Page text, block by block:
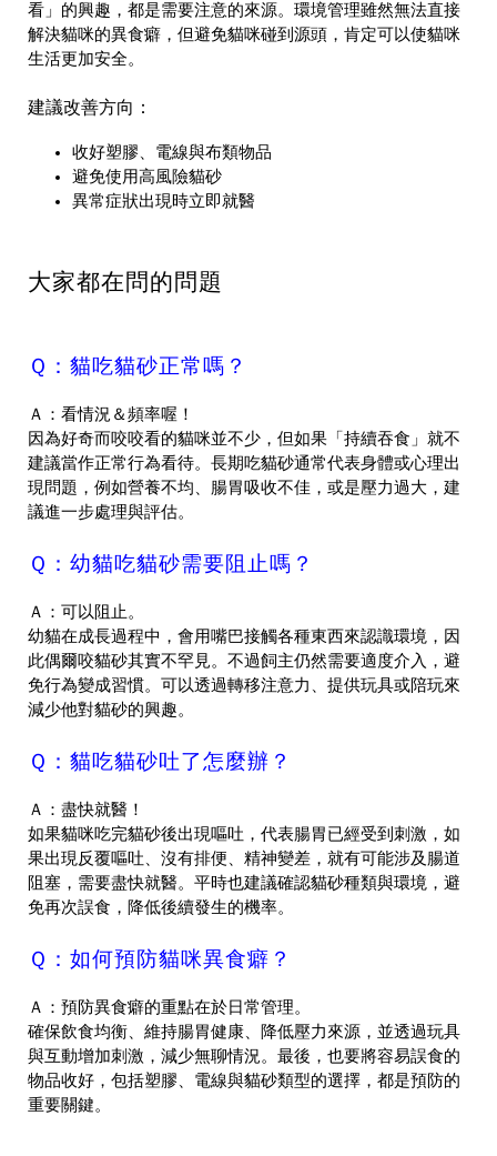
看」的興趣，都是需要注意的來源。環境管理雖然無法直接
解決貓咪的異食癖，但避免貓咪碰到源頭，肯定可以使貓咪
生活更加安全。
建議改善方向：
收好塑膠、電線與布類物品
避免使用高風險貓砂
異常症狀出現時立即就醫
大家都在問的問題
Ｑ：貓吃貓砂正常嗎？
Ａ：看情況＆頻率喔！
因為好奇而咬咬看的貓咪並不少，但如果「持續吞食」就不
建議當作正常行為看待。長期吃貓砂通常代表身體或心理出
現問題，例如營養不均、腸胃吸收不佳，或是壓力過大，建
議進一步處理與評估。
Ｑ：幼貓吃貓砂需要阻止嗎？
Ａ：可以阻止。
幼貓在成長過程中，會用嘴巴接觸各種東西來認識環境，因
此偶爾咬貓砂其實不罕見。不過飼主仍然需要適度介入，避
免行為變成習慣。可以透過轉移注意力、提供玩具或陪玩來
減少他對貓砂的興趣。
Ｑ：貓吃貓砂吐了怎麼辦？
Ａ：盡快就醫！
如果貓咪吃完貓砂後出現嘔吐，代表腸胃已經受到刺激，如
果出現反覆嘔吐、沒有排便、精神變差，就有可能涉及腸道
阻塞，需要盡快就醫。平時也建議確認貓砂種類與環境，避
免再次誤食，降低後續發生的機率。
Ｑ：如何預防貓咪異食癖？
Ａ：預防異食癖的重點在於日常管理。
確保飲食均衡、維持腸胃健康、降低壓力來源，並透過玩具
與互動增加刺激，減少無聊情況。最後，也要將容易誤食的
物品收好，包括塑膠、電線與貓砂類型的選擇，都是預防的
重要關鍵。